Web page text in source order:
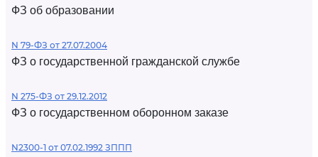
ФЗ об образовании
N 79-ФЗ от 27.07.2004
ФЗ о государственной гражданской службе
N 275-ФЗ от 29.12.2012
ФЗ о государственном оборонном заказе
N2300-1 от 07.02.1992 ЗППП